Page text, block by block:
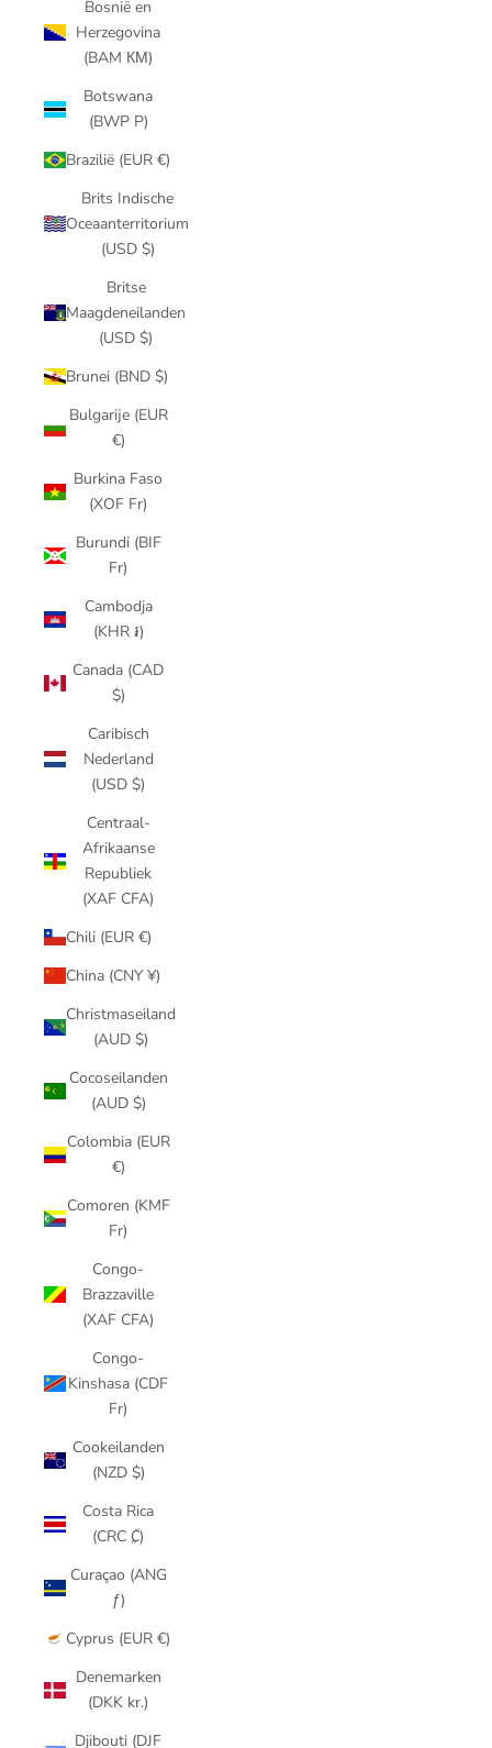
Bosnië en
Herzegovina
(BAM КМ)
Botswana
(BWP P)
Brazilië (EUR €)
Brits Indische
Oceaanterritorium
(USD $)
Britse
Maagdeneilanden
(USD $)
Brunei (BND $)
Bulgarije (EUR
€)
Burkina Faso
(XOF Fr)
Burundi (BIF
Fr)
Cambodja
(KHR ៛)
Canada (CAD
$)
Caribisch
Nederland
(USD $)
Centraal-
Afrikaanse
Republiek
(XAF CFA)
Chili (EUR €)
China (CNY ¥)
Christmaseiland
(AUD $)
Cocoseilanden
(AUD $)
Colombia (EUR
€)
Comoren (KMF
Fr)
Congo-
Brazzaville
(XAF CFA)
Congo-
Kinshasa (CDF
Fr)
Cookeilanden
(NZD $)
Costa Rica
(CRC ₡)
Curaçao (ANG
ƒ)
Cyprus (EUR €)
Denemarken
(DKK kr.)
Djibouti (DJF